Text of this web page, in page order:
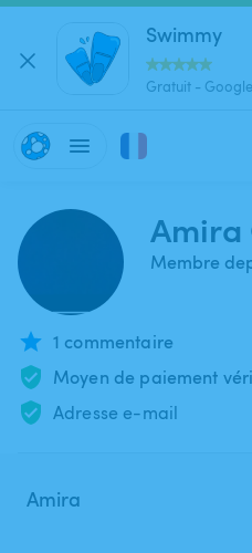
Swimmy
Gratuit -
Amira
Membre
1 commentaire
Moyen de paiement
Adresse e-mail
Amira